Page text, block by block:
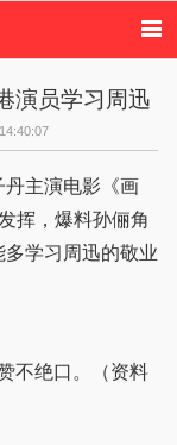
欧美娱乐
演员学习周迅
主演电影《画
挥，爆料孙俪角
学习周迅的敬业
不绝口。（资料